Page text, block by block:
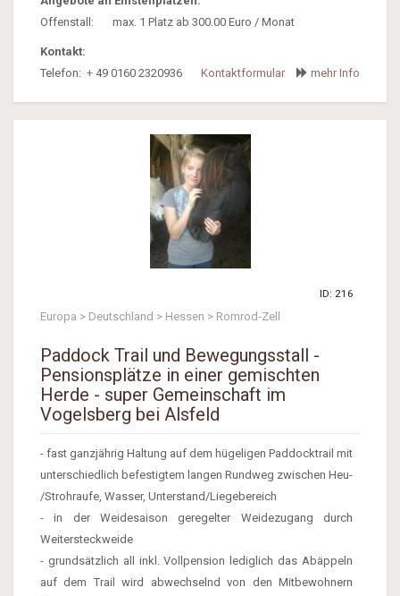
Offenstall:
max. 1 Platz ab 300.00 Euro / Monat
Kontakt:
Telefon: + 49 0160 2320936 Kontaktformular mehr Info
ID: 216
Europa > Deutschland > Hessen > Romrod-Zell
Paddock Trail und Bewegungsstall -
Pensionsplätze in einer gemischten
Herde - super Gemeinschaft im
Vogelsberg bei Alsfeld
- fast ganzjährig Haltung auf dem hügeligen Paddocktrail mit
unterschiedlich befestigtem langen Rundweg zwischen Heu-
/Strohraufe, Wasser, Unterstand/Liegebereich
- in der Weidesaison geregelter Weidezugang durch
Weitersteckweide
- grundsätzlich all inkl. Vollpension lediglich das Abäppeln
auf dem Trail wird abwechselnd von den Mitbewohnern